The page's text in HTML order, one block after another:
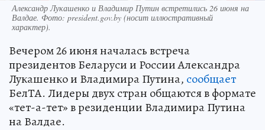
Александр Лукашенко и Владимир Путин встретились 26 июня на
Валдае. Фото: president.gov.by (носит иллюстративный
характер).
Вечером 26 июня началась встреча
президентов Беларуси и России Александра
Лукашенко и Владимира Путина, сообщает
БелТА. Лидеры двух стран общаются в формате
«тет-а-тет» в резиденции Владимира Путина
на Валдае.